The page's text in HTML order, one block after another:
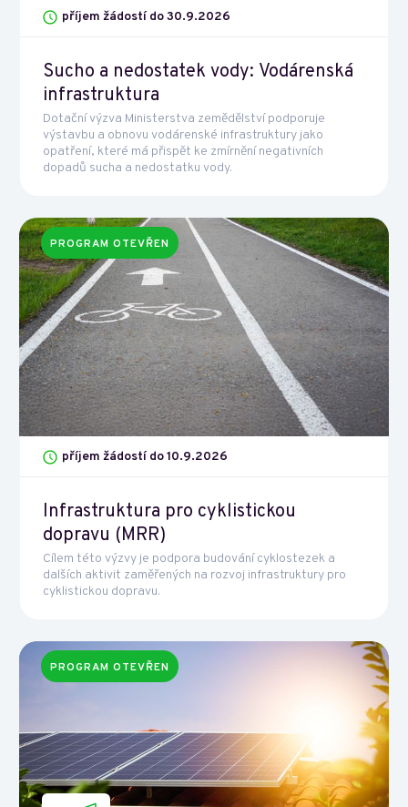
příjem žádostí do 30.9.2026
Sucho a nedostatek vody: Vodárenská
infrastruktura
Dotační výzva Ministerstva zemědělství podporuje
výstavbu a obnovu vodárenské infrastruktury jako
opatření, které má přispět ke zmírnění negativních
dopadů sucha a nedostatku vody.
PROGRAM OTEVŘEN
příjem žádostí do 10.9.2026
Infrastruktura pro cyklistickou
dopravu (MRR)
Cílem této výzvy je podpora budování cyklostezek a
dalších aktivit zaměřených na rozvoj infrastruktury pro
cyklistickou dopravu.
PROGRAM OTEVŘEN